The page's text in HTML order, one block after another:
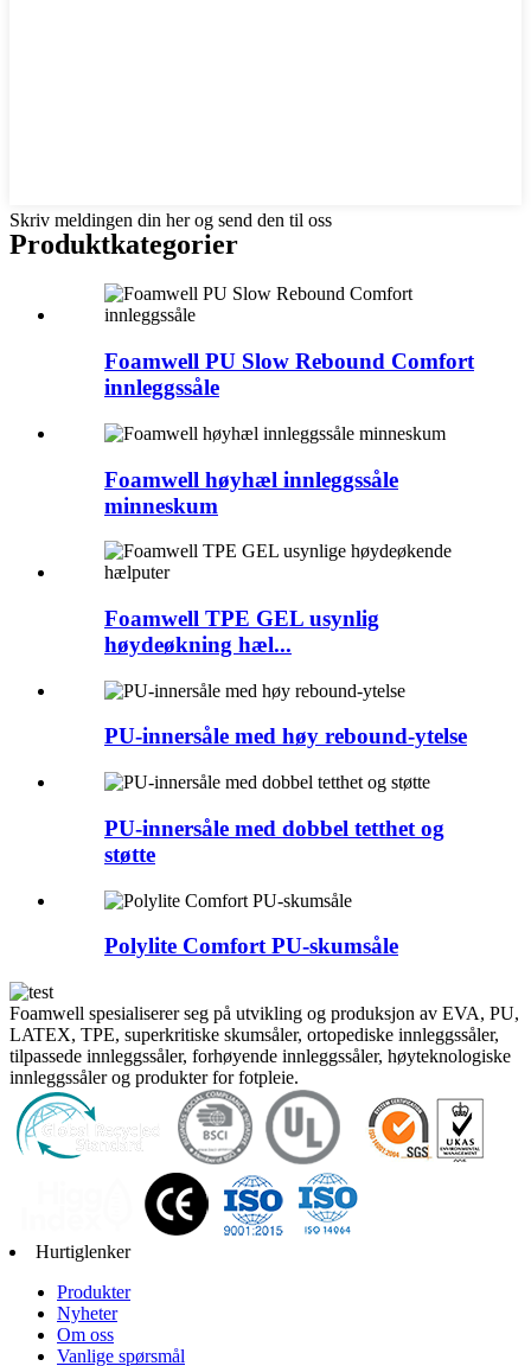
Skriv meldingen din her og send den til oss
Produktkategorier
Foamwell PU Slow Rebound Comfort
innleggssåle
Foamwell høyhæl innleggssåle
minneskum
Foamwell TPE GEL usynlig
høydeøkning hæl...
PU-innersåle med høy rebound-ytelse
PU-innersåle med dobbel tetthet og
støtte
Polylite Comfort PU-skumsåle
Foamwell spesialiserer seg på utvikling og produksjon av EVA, PU,
​​LATEX, TPE, superkritiske skumsåler, ortopediske innleggssåler,
tilpassede innleggssåler, forhøyende innleggssåler, høyteknologiske
innleggssåler og produkter for fotpleie.
Hurtiglenker
Produkter
Nyheter
Om oss
Vanlige spørsmål